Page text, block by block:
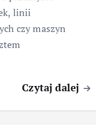
linii
czy maszyn
Czytaj dalej